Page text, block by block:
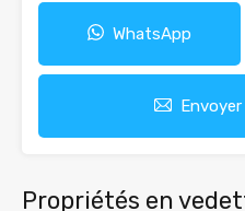
WhatsApp
Propriétés en